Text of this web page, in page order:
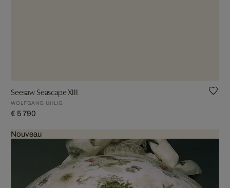
Seesaw Seascape XIII
WOLFGANG UHLIG
€ 5 790
Nouveau